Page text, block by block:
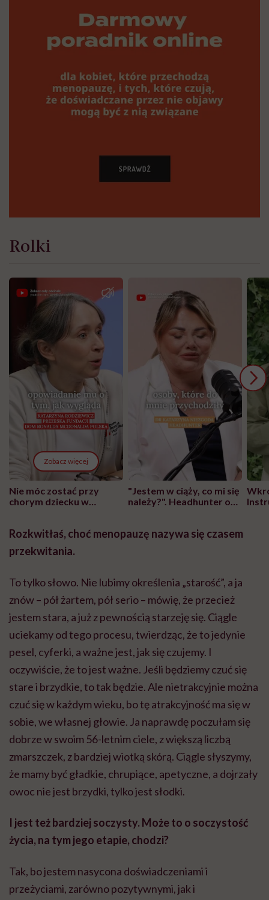
Rolki
Zobacz więcej
Nie móc zostać przy
chorym dziecku w
może chyba tylko
głupota i brak
wyobraźni"
"Jestem w ciąży, co mi się
należy?". Headhunter o
pracy
Rozkwitłaś, choć menopauzę nazywa się czasem
przekwitania.
To tylko słowo. Nie lubimy określenia „starość”, a ja
znów – pół żartem, pół serio – mówię, że przecież
jestem stara, a już z pewnością starzeję się. Ciągle
uciekamy od tego procesu, twierdząc, że to jedynie
pesel, cyferki, a ważne jest, jak się czujemy. I
oczywiście, że to jest ważne. Jeśli będziemy czuć się
stare i brzydkie, to tak będzie. Ale nietrakcyjnie można
czuć się w każdym wieku, bo tę atrakcyjność ma się w
sobie, we własnej głowie. Ja naprawdę poczułam się
dobrze w swoim 56-letnim ciele, z większą liczbą
zmarszczek, z bardziej wiotką skórą. Ciągle słyszymy,
że mamy być gładkie, chrupiące, apetyczne, a dojrzały
owoc nie jest brzydki, tylko jest słodki.
I jest też bardziej soczysty. Może to o soczystość
życia, na tym jego etapie, chodzi?
Tak, bo jestem nasycona doświadczeniami i
przeżyciami, zarówno pozytywnymi, jak i